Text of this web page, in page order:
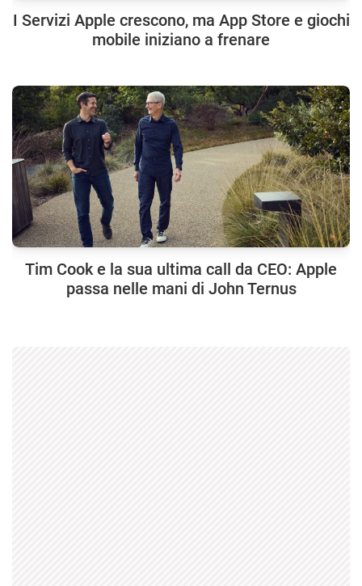
I Servizi Apple crescono, ma App Store e giochi
mobile iniziano a frenare
Tim Cook e la sua ultima call da CEO: Apple
passa nelle mani di John Ternus